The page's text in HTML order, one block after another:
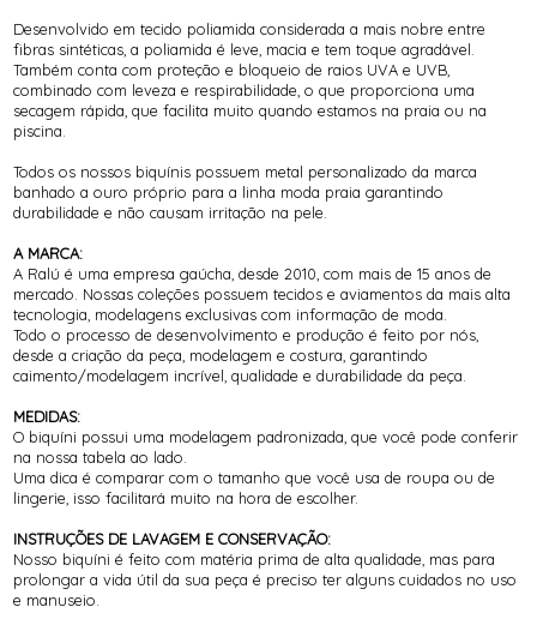
Desenvolvido em tecido poliamida considerada a mais nobre entre
fibras sintéticas, a poliamida é leve, macia e tem toque agradável.
Também conta com proteção e bloqueio de raios UVA e UVB,
combinado com leveza e respirabilidade, o que proporciona uma
secagem rápida, que facilita muito quando estamos na praia ou na
piscina.
Todos os nossos biquínis possuem metal personalizado da marca
banhado a ouro próprio para a linha moda praia garantindo
durabilidade e não causam irritação na pele.
A MARCA:
A Ralú é uma empresa gaúcha, desde 2010, com mais de 15 anos de
mercado. Nossas coleções possuem tecidos e aviamentos da mais alta
tecnologia, modelagens exclusivas com informação de moda.
Todo o processo de desenvolvimento e produção é feito por nós,
desde a criação da peça, modelagem e costura, garantindo
caimento/modelagem incrível, qualidade e durabilidade da peça.
MEDIDAS:
O biquíni possui uma modelagem padronizada, que você pode conferir
na nossa tabela ao lado.
Uma dica é comparar com o tamanho que você usa de roupa ou de
lingerie, isso facilitará muito na hora de escolher.
INSTRUÇÕES DE LAVAGEM E CONSERVAÇÃO:
Nosso biquíni é feito com matéria prima de alta qualidade, mas para
prolongar a vida útil da sua peça é preciso ter alguns cuidados no uso
e manuseio.